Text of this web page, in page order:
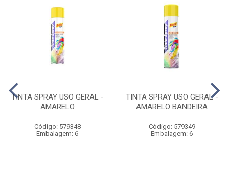
TINTA SPRAY USO GERAL -
AMARELO
Código: 579348
Embalagem: 6
TINTA SPRAY USO GERAL -
AMARELO BANDEIRA
Código: 579349
Embalagem: 6